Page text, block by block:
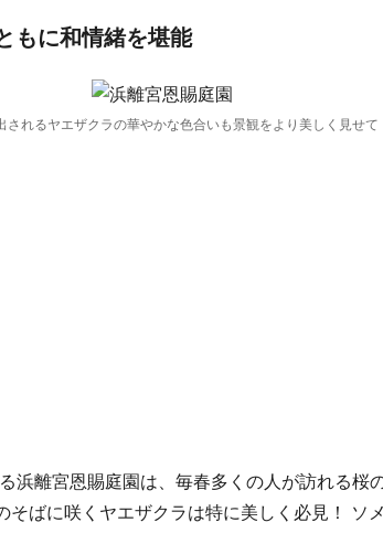
もに和情緒を堪能
されるヤエザクラの華やかな色合いも景観をより美しく見せて
浜離宮恩賜庭園は、毎春多くの人が訪れる桜
そばに咲くヤエザクラは特に美しく必見！ ソ